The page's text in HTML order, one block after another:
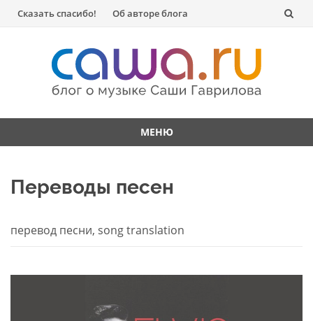
Перейти
содержанию
Сказать спасибо! Об авторе блога
МЕНЮ
содержанию
Переводы песен
перевод песни, song translation